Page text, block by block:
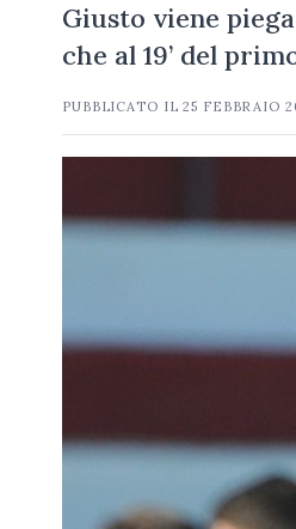
Giusto viene
che al 19’ del
PUBBLICATO IL25 FEBBRAIO